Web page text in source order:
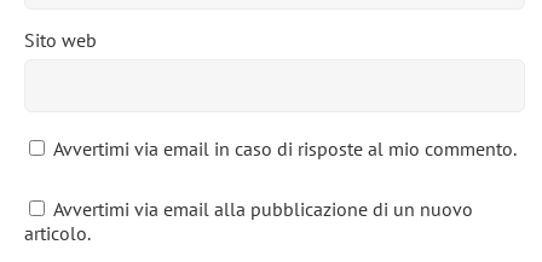
Sito web
Avvertimi via email in caso di risposte al mio commento.
Avvertimi via email alla pubblicazione di un nuovo
articolo.